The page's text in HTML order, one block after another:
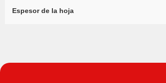
Espesor de la hoja